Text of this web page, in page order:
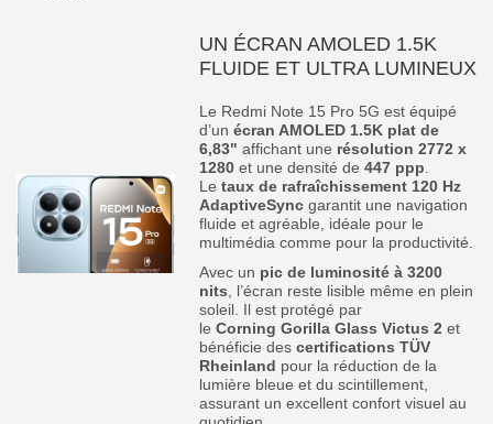
UN ÉCRAN AMOLED 1.5K
FLUIDE ET ULTRA LUMINEUX
Le Redmi Note 15 Pro 5G est équipé
d’un écran AMOLED 1.5K plat de
6,83" affichant une résolution 2772 x
1280 et une densité de 447 ppp
Le taux de rafraîchissement 120 Hz
AdaptiveSync garantit une navigation
fluide et agréable, idéale pour le
multimédia comme pour la productivité.
Avec un pic de luminosité à 3200
nits , l’écran reste lisible même en plein
soleil. Il est protégé par
le Corning Gorilla Glass Victus 2 et
bénéficie des certifications TÜV
Rheinland pour la réduction de la
lumière bleue et du scintillement,
assurant un excellent confort visuel au